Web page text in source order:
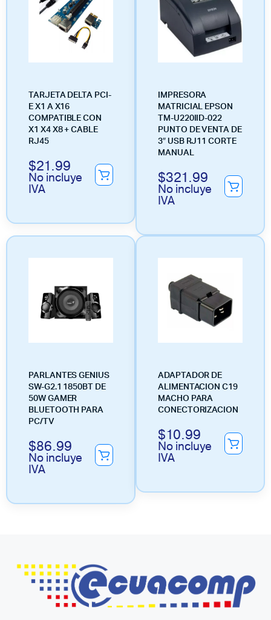
TARJETA DELTA PCI-
E X1 A X16
COMPATIBLE CON
X1 X4 X8 + CABLE
RJ45
$21.99
No incluye
IVA
IMPRESORA
MATRICIAL EPSON
TM-U220IID-022
PUNTO DE VENTA DE
3″ USB RJ11 CORTE
MANUAL
$321.99
No incluye
IVA
PARLANTES GENIUS
SW-G2.1 1850BT DE
50W GAMER
BLUETOOTH PARA
PC/TV
$86.99
No incluye
IVA
ADAPTADOR DE
ALIMENTACION C19
MACHO PARA
CONECTORIZACION
$10.99
No incluye
IVA